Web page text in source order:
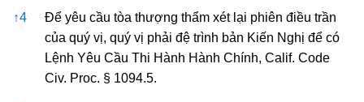
↑4
Để yêu cầu tòa thượng thẩm xét lại phiên điều trần
của quý vị, quý vị phải đệ trình bản Kiến Nghị để có
Lệnh Yêu Cầu Thi Hành Hành Chính, Calif. Code
Civ. Proc. § 1094.5.